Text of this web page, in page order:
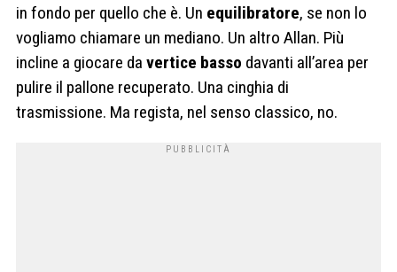
in fondo per quello che è. Un equilibratore, se non lo
vogliamo chiamare un mediano. Un altro Allan. Più
incline a giocare da vertice basso davanti all’area per
pulire il pallone recuperato. Una cinghia di
trasmissione. Ma regista, nel senso classico, no.